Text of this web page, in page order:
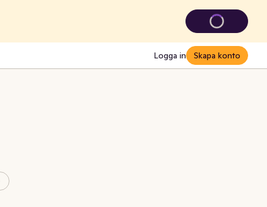
Logga in Skapa konto